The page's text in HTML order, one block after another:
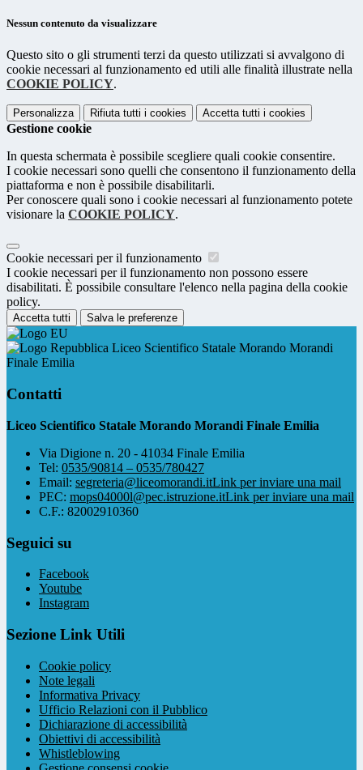
Nessun contenuto da visualizzare
Questo sito o gli strumenti terzi da questo utilizzati si avvalgono di
cookie necessari al funzionamento ed utili alle finalità illustrate nella
COOKIE POLICY.
Personalizza Rifiuta tutti i cookies Accetta tutti i cookies
Gestione cookie
In questa schermata è possibile scegliere quali cookie consentire.
I cookie necessari sono quelli che consentono il funzionamento della
piattaforma e non è possibile disabilitarli.
Per conoscere quali sono i cookie necessari al funzionamento potete
visionare la COOKIE POLICY.
Cookie necessari per il funzionamento
I cookie necessari per il funzionamento non possono essere
disabilitati. È possibile consultare l'elenco nella pagina della cookie
policy.
Accetta tutti Salva le preferenze
Liceo Scientifico Statale Morando Morandi
Finale Emilia
Contatti
Liceo Scientifico Statale Morando Morandi Finale Emilia
Via Digione n. 20 - 41034 Finale Emilia
Tel: 0535/90814 – 0535/780427
Email: segreteria@liceomorandi.itLink per inviare una mail
PEC: mops04000l@pec.istruzione.itLink per inviare una mail
C.F.: 82002910360
Seguici su
Facebook
Youtube
Instagram
Sezione Link Utili
Cookie policy
Note legali
Informativa Privacy
Ufficio Relazioni con il Pubblico
Dichiarazione di accessibilità
Obiettivi di accessibilità
Whistleblowing